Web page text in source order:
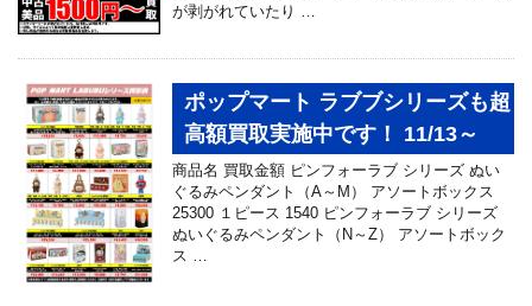
が剥がれていたり …
ポップマート ラブブシリーズも超
高額買取実施中です！ 11/13～
商品名 買取金額 ピンフォーラブ シリーズ ぬい
ぐるみペンダント（A～M） アソートボックス
25300 １ピース 1540 ピンフォーラブ シリーズ
ぬいぐるみペンダント（N～Z） アソートボック
ス …